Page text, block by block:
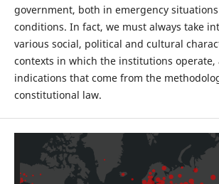
government, both in emergency
conditions. In fact, we must always take
various social, political and cultural
contexts in which the institutions
indications that come from the
constitutional law.